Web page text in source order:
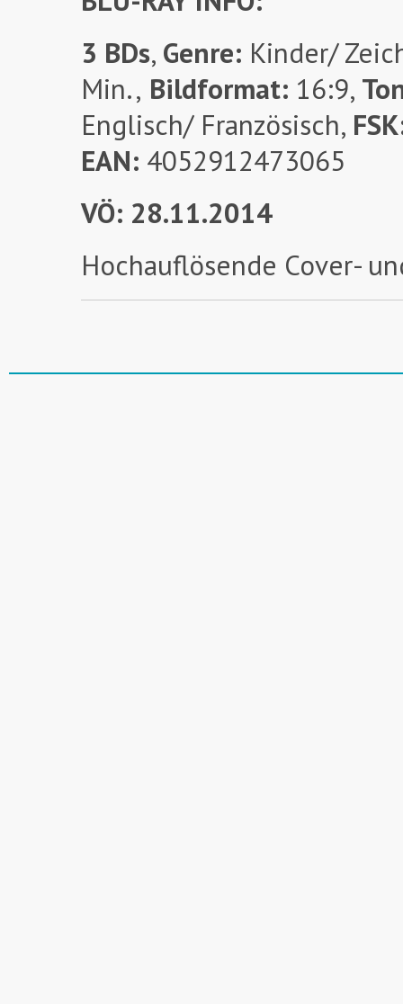
3 BDs, Genre: Kinder/
Min., Bildformat: 16:9,
Englisch/ Französisch,
EAN: 4052912473065
VÖ: 28.11.2014
Hochauflösende Cover-